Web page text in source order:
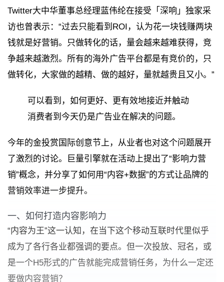
Twitter大中华董事总经理蓝伟纶在接受「深响」独家采
访也曾表示：“过去只能看到ROI，认为花一块钱赚两块
钱就是好营销。只做转化的话，量会越来越难获得，竞
争越来越激烈。所有的海外广告平台都是有竞价的，只
做转化，大家做的越精、做的越好，量就越贵且又小。”
可以看到，如何更好、更有效地接近并触动
消费者到今天仍是广告业在解决的问题。
今年的金投赏国际创意节上，从业者也对这个问题展开
了激烈的讨论。巨量引擎就在活动上提出了“影响力营
销”概念，并分享了如何用“内容+数据”的方式让品牌的
营销效率进一步提升。
一、如何打造内容影响力
“内容为王”这一认知，在当下这个移动互联时代里似乎
成为了各行各业都强调的要点。但一次投放、冠名，或
是一个H5形式的广告就能完成营销任务，为什么一定还
要做内容营销？